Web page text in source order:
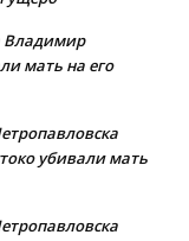
Владимир
мать на его
убивали мать